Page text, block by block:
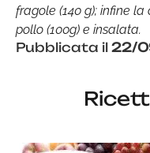
fragole (140 g); infine
pollo (100g) e insalata.
Pubblicata il 22/